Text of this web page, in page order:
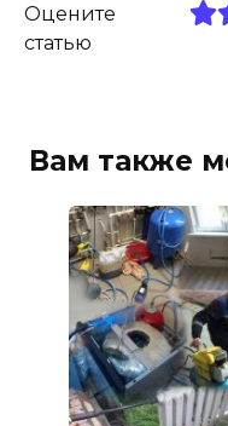
Оцените
статью
Вам также